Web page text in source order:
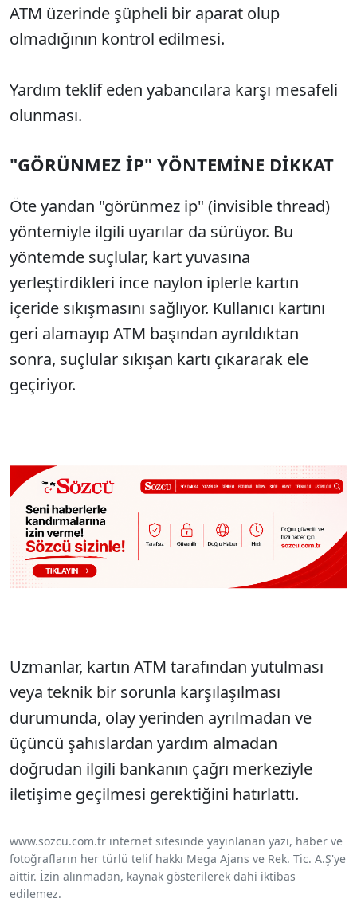
ATM üzerinde şüpheli bir aparat olup
olmadığının kontrol edilmesi.
Yardım teklif eden yabancılara karşı mesafeli
olunması.
"GÖRÜNMEZ İP" YÖNTEMİNE DİKKAT
Öte yandan "görünmez ip" (invisible thread)
yöntemiyle ilgili uyarılar da sürüyor. Bu
yöntemde suçlular, kart yuvasına
yerleştirdikleri ince naylon iplerle kartın
içeride sıkışmasını sağlıyor. Kullanıcı kartını
geri alamayıp ATM başından ayrıldıktan
sonra, suçlular sıkışan kartı çıkararak ele
geçiriyor.
Uzmanlar, kartın ATM tarafından yutulması
veya teknik bir sorunla karşılaşılması
durumunda, olay yerinden ayrılmadan ve
üçüncü şahıslardan yardım almadan
doğrudan ilgili bankanın çağrı merkeziyle
iletişime geçilmesi gerektiğini hatırlattı.
www.sozcu.com.tr internet sitesinde yayınlanan yazı, haber ve
fotoğrafların her türlü telif hakkı Mega Ajans ve Rek. Tic. A.Ş'ye
aittir. İzin alınmadan, kaynak gösterilerek dahi iktibas
edilemez.